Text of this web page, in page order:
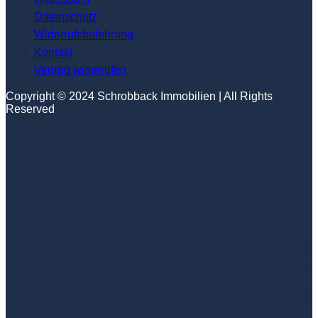
Datenschutz
Widerrufsbelehrung
Kontakt
Vertrag widerrufen
Copyright © 2024 Schrobback Immobilien | All Rights
Reserved